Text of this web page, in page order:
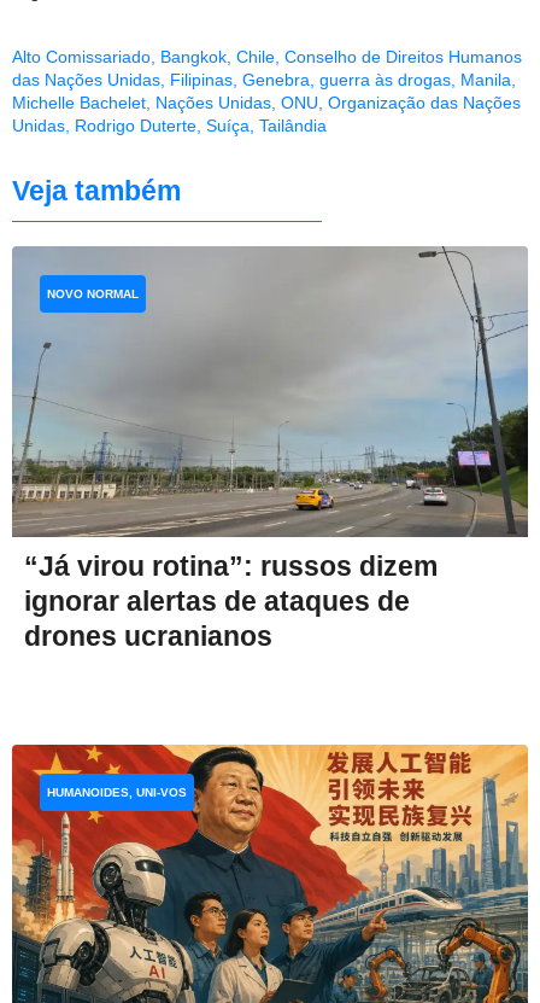
Alto Comissariado Bangkok Chile Conselho de Direitos Humanos
das Nações Unidas Filipinas Genebra guerra às drogas Manila
Michelle Bachelet Nações Unidas ONU Organização das Nações
Unidas Rodrigo Duterte Suíça Tailândia
Veja também
“Já virou rotina”: russos dizem
ignorar alertas de ataques de
drones ucranianos
NOVO NORMAL
HUMANOIDES, UNI-VOS